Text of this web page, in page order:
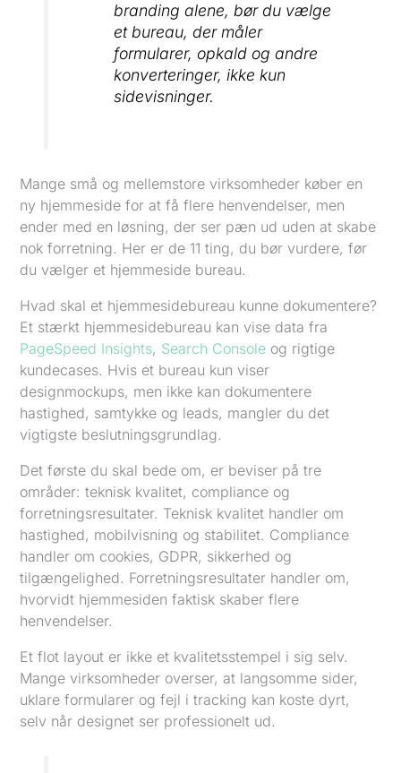
branding alene, bør du vælge
et bureau, der måler
formularer, opkald og andre
konverteringer, ikke kun
sidevisninger.
Mange små og mellemstore virksomheder køber en
ny hjemmeside for at få flere henvendelser, men
ender med en løsning, der ser pæn ud uden at skabe
nok forretning. Her er de 11 ting, du bør vurdere, før
du vælger et hjemmeside bureau.
Hvad skal et hjemmesidebureau kunne dokumentere?
Et stærkt hjemmesidebureau kan vise data fra
PageSpeed Insights, Search Console og rigtige
kundecases. Hvis et bureau kun viser
designmockups, men ikke kan dokumentere
hastighed, samtykke og leads, mangler du det
vigtigste beslutningsgrundlag.
Det første du skal bede om, er beviser på tre
områder: teknisk kvalitet, compliance og
forretningsresultater. Teknisk kvalitet handler om
hastighed, mobilvisning og stabilitet. Compliance
handler om cookies, GDPR, sikkerhed og
tilgængelighed. Forretningsresultater handler om,
hvorvidt hjemmesiden faktisk skaber flere
henvendelser.
Et flot layout er ikke et kvalitetsstempel i sig selv.
Mange virksomheder overser, at langsomme sider,
uklare formularer og fejl i tracking kan koste dyrt,
selv når designet ser professionelt ud.